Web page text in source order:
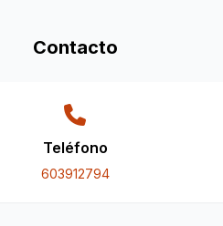
Contacto
Teléfono
603912794